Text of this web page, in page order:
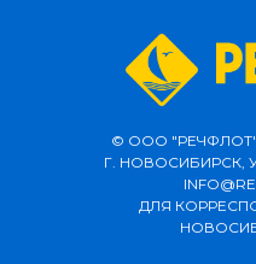
© ООО "РЕЧФЛОТ",
Г. НОВОСИБИРСК,
ДЛЯ